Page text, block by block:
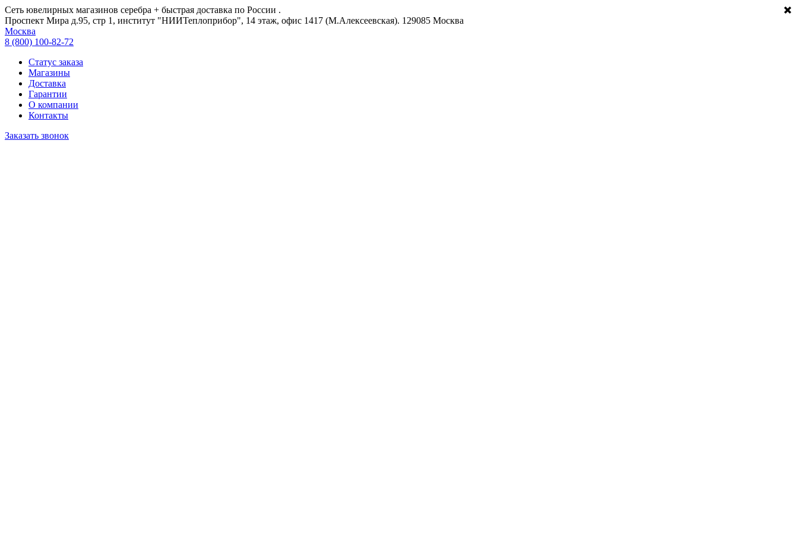
Сеть ювелирных магазинов серебра + быстрая доставка по России .
Проспект Мира д.95, стр 1, институт "НИИТеплоприбор", 14 этаж, офис 1417 (М.Алексеевская). 129085 Москва
Москва
8 (800) 100-82-72
Статус заказа
Магазины
Доставка
Гарантии
О компании
Контакты
Заказать звонок